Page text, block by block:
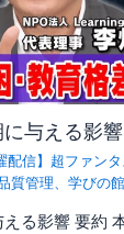
与える影響
配信】超ファン
質管理 、学びの館
る影響 要約